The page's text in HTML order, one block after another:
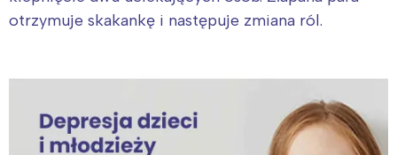
otrzymuje skakankę i następuje zmiana ról.